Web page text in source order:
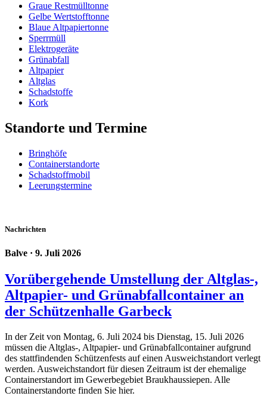
Graue Restmülltonne
Gelbe Wertstofftonne
Blaue Altpapiertonne
Sperrmüll
Elektrogeräte
Grünabfall
Altpapier
Altglas
Schadstoffe
Kork
Standorte und Termine
Bringhöfe
Containerstandorte
Schadstoffmobil
Leerungstermine
Nachrichten
Balve · 9. Juli 2026
Vorübergehende Umstellung der Altglas-,
Altpapier- und Grünabfallcontainer an
der Schützenhalle Garbeck
In der Zeit von Montag, 6. Juli 2024 bis Dienstag, 15. Juli 2026
müssen die Altglas-, Altpapier- und Grünabfallcontainer aufgrund
des stattfindenden Schützenfests auf einen Ausweichstandort verlegt
werden. Ausweichstandort für diesen Zeitraum ist der ehemalige
Containerstandort im Gewerbegebiet Braukhaussiepen. Alle
Containerstandorte finden Sie hier.